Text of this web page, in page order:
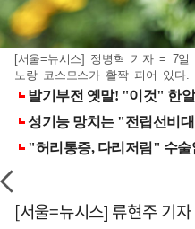
[서울=뉴시스] 정병혁 기자 = 7
노랑 코스모스가 활짝 피어 있다.
[서울=뉴시스] 류현주 기